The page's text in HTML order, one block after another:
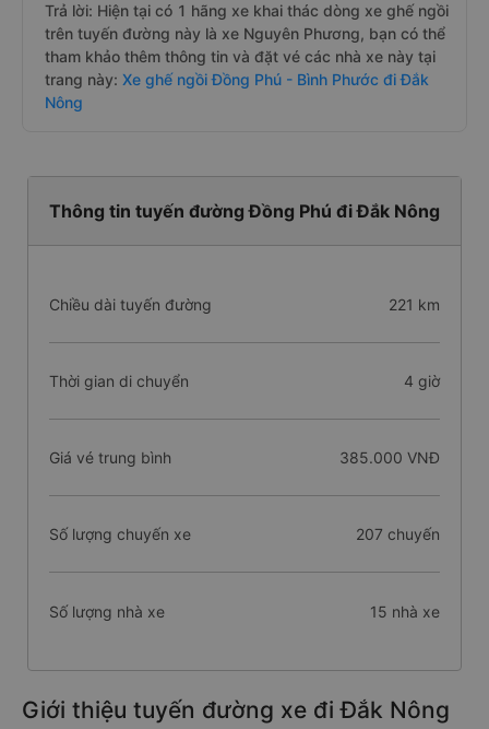
Trả lời: Hiện tại có 1 hãng xe khai thác dòng xe ghế ngồi
trên tuyến đường này là xe Nguyên Phương, bạn có thể
tham khảo thêm thông tin và đặt vé các nhà xe này tại
trang này: Xe ghế ngồi Đồng Phú - Bình Phước đi Đắk
Nông
Thông tin tuyến đường Đồng Phú đi Đắk Nông
Chiều dài tuyến đường 221 km
Thời gian di chuyển 4 giờ
Giá vé trung bình 385.000 VNĐ
Số lượng chuyến xe 207 chuyến
Số lượng nhà xe 15 nhà xe
Giới thiệu tuyến đường xe đi Đắk Nông